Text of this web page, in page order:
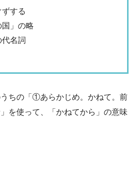
する
」の略
名詞
うちの「①あらかじめ。かねて。前
を使って、「かねてから」の意味